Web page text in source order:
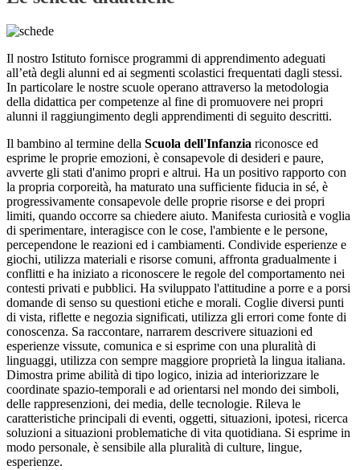
Il nostro Istituto fornisce programmi di apprendimento adeguati
all’età degli alunni ed ai segmenti scolastici frequentati dagli stessi.
In particolare le nostre scuole operano attraverso la metodologia
della didattica per competenze al fine di promuovere nei propri
alunni il raggiungimento degli apprendimenti di seguito descritti.
Il bambino al termine della Scuola dell'Infanzia riconosce ed
esprime le proprie emozioni, è consapevole di desideri e paure,
avverte gli stati d'animo propri e altrui. Ha un positivo rapporto con
la propria corporeità, ha maturato una sufficiente fiducia in sé, è
progressivamente consapevole delle proprie risorse e dei propri
limiti, quando occorre sa chiedere aiuto. Manifesta curiosità e voglia
di sperimentare, interagisce con le cose, l'ambiente e le persone,
percependone le reazioni ed i cambiamenti. Condivide esperienze e
giochi, utilizza materiali e risorse comuni, affronta gradualmente i
conflitti e ha iniziato a riconoscere le regole del comportamento nei
contesti privati e pubblici. Ha sviluppato l'attitudine a porre e a porsi
domande di senso su questioni etiche e morali. Coglie diversi punti
di vista, riflette e negozia significati, utilizza gli errori come fonte di
conoscenza. Sa raccontare, narrarem descrivere situazioni ed
esperienze vissute, comunica e si esprime con una pluralità di
linguaggi, utilizza con sempre maggiore proprietà la lingua italiana.
Dimostra prime abilità di tipo logico, inizia ad interiorizzare le
coordinate spazio-temporali e ad orientarsi nel mondo dei simboli,
delle rappresenzioni, dei media, delle tecnologie. Rileva le
caratteristiche principali di eventi, oggetti, situazioni, ipotesi, ricerca
soluzioni a situazioni problematiche di vita quotidiana. Si esprime in
modo personale, è sensibile alla pluralità di culture, lingue,
esperienze.